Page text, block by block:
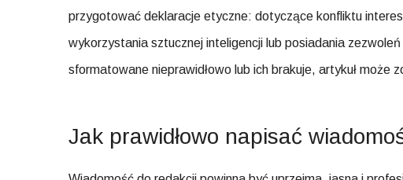
przygotować deklaracje etyczne: dotyczące konfliktu
wykorzystania sztucznej inteligencji lub posiadania
sformatowane nieprawidłowo lub ich brakuje, artykuł może
Jak prawidłowo napisać